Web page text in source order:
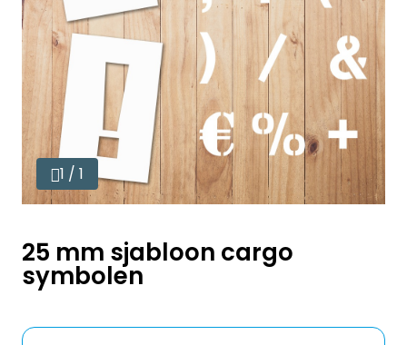
1 / 1
25 mm sjabloon cargo
symbolen